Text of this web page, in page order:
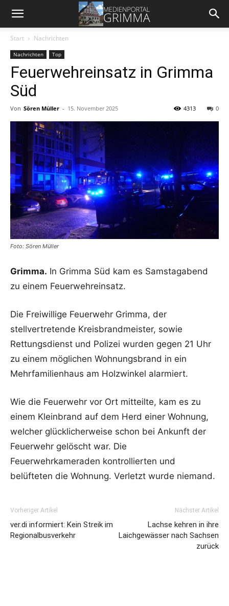
Start Nachrichten
Nachrichten Top
Feuerwehreinsatz in Grimma
Süd
Von Sören Müller - 15. November 2025 0
4313
Foto: Sören Müller
Grimma. In Grimma Süd kam es Samstagabend
zu einem Feuerwehreinsatz.
Die Freiwillige Feuerwehr Grimma, der
stellvertretende Kreisbrandmeister, sowie
Rettungsdienst und Polizei wurden gegen 21 Uhr
zu einem möglichen Wohnungsbrand in ein
Mehrfamilienhaus am Holzwinkel alarmiert.
Wie die Feuerwehr vor Ort mitteilte, kam es zu
einem Kleinbrand auf dem Herd einer Wohnung,
welcher glücklicherweise schon bei Ankunft der
Feuerwehr gelöscht war. Die
Feuerwehrkameraden kontrollierten und
belüfteten die Wohnung. Verletzt wurde niemand.
Vorheriger Artikel
ver.di informiert: Kein Streik im
Regionalbusverkehr
Nächster Artikel
Lachse kehren in ihre
Laichgewässer nach Sachsen
zurück